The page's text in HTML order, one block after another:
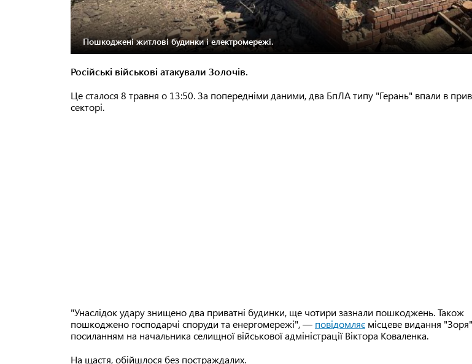
Пошкоджені житлові будинки і електромережі.
Російські військові атакували Золочів.
Це сталося 8 травня о 13:50. За попередніми даними, два БпЛА типу "Герань" впали в
секторі.
"Унаслідок удару знищено два приватні будинки, ще чотири зазнали пошкоджень. Також
пошкоджено господарчі споруди та енергомережі", — повідомляє місцеве видання
посиланням на начальника селищної військової адміністрації Віктора Коваленка.
На щастя, обійшлося без постраждалих.